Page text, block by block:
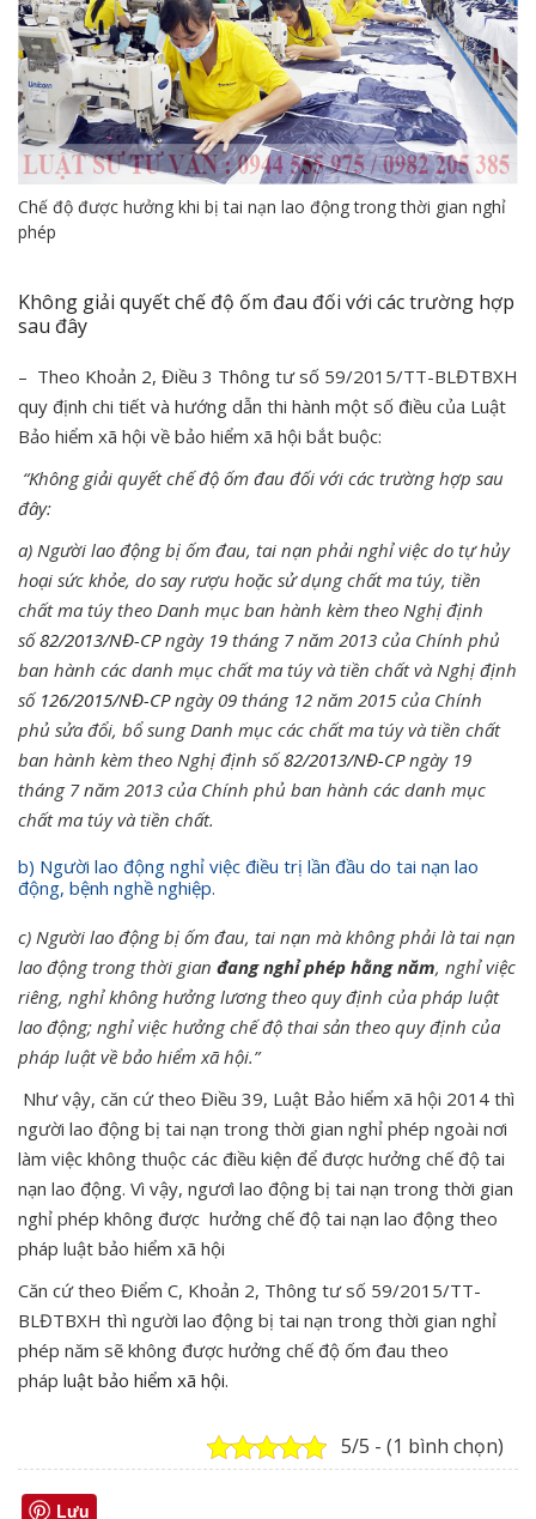
Chế độ được hưởng khi bị tai nạn lao động trong thời gian nghỉ
phép
Không giải quyết chế độ ốm đau đối với các trường hợp
sau đây
– Theo Khoản 2, Điều 3 Thông tư số 59/2015/TT-BLĐTBXH
quy định chi tiết và hướng dẫn thi hành một số điều của Luật
Bảo hiểm xã hội về bảo hiểm xã hội bắt buộc:
“Không giải quyết chế độ ốm đau đối với các trường hợp sau
đây:
a) Người lao động bị ốm đau, tai nạn phải nghỉ việc do tự hủy
hoại sức khỏe, do say rượu hoặc sử dụng chất ma túy, tiền
chất ma túy theo Danh mục ban hành kèm theo Nghị định
số82/2013/NĐ-CPngày 19 tháng 7 năm 2013 của Chính phủ
ban hành các danh mục chất ma túy và tiền chất và Nghị định
số 126/2015/NĐ-CPngày 09 tháng 12 năm 2015 của Chính
phủ sửa đổi, bổ sung Danh mục các chất ma túy và tiền chất
ban hành kèm theo Nghị định số82/2013/NĐ-CPngày 19
tháng 7 năm 2013 của Chính phủ ban hành các danh mục
chất ma túy và tiền chất.
b) Người lao động nghỉ việc điều trị lần đầu do tai nạn lao
động, bệnh nghề nghiệp.
c) Người lao động bị ốm đau, tai nạn mà không phải là tai nạn
lao động trong thời gian đang nghỉ phép hằng năm, nghỉ việc
riêng, nghỉ không hưởng lương theo quy định của pháp luật
lao động; nghỉ việc hưởng chế độ thai sản theo quy định của
pháp luật về bảo hiểm xã hội.”
Như vậy, căn cứ theo Điều 39, Luật Bảo hiểm xã hội 2014 thì
người lao động bị tai nạn trong thời gian nghỉ phép ngoài nơi
làm việc không thuộc các điều kiện để được hưởng chế độ tai
nạn lao động. Vì vậy, ngươì lao động bị tai nạn trong thời gian
nghỉ phép không được hưởng chế độ tai nạn lao động theo
pháp luật bảo hiểm xã hội
Căn cứ theo Điểm C, Khoản 2, Thông tư số 59/2015/TT-
BLĐTBXH thì người lao động bị tai nạn trong thời gian nghỉ
phép năm sẽ không được hưởng chế độ ốm đau theo
pháp luật bảo hiểm xã hội.
5/5 - (1 bình chọn)
Lưu